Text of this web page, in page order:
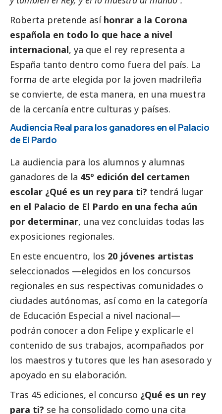
Roberta pretende así honrar a la Corona
española en todo lo que hace a nivel
internacional, ya que el rey representa a
España tanto dentro como fuera del país. La
forma de arte elegida por la joven madrileña
se convierte, de esta manera, en una muestra
de la cercanía entre culturas y países.
Audiencia Real para los ganadores en el Palacio
de El Pardo
La audiencia para los alumnos y alumnas
ganadores de la 45º edición del certamen
escolar ¿Qué es un rey para ti? tendrá lugar
en el Palacio de El Pardo en una fecha aún
por determinar, una vez concluidas todas las
exposiciones regionales.
En este encuentro, los 20 jóvenes artistas
seleccionados —elegidos en los concursos
regionales en sus respectivas comunidades o
ciudades autónomas, así como en la categoría
de Educación Especial a nivel nacional—
podrán conocer a don Felipe y explicarle el
contenido de sus trabajos, acompañados por
los maestros y tutores que les han asesorado y
apoyado en su elaboración.
Tras 45 ediciones, el concurso ¿Qué es un rey
para ti? se ha consolidado como una cita